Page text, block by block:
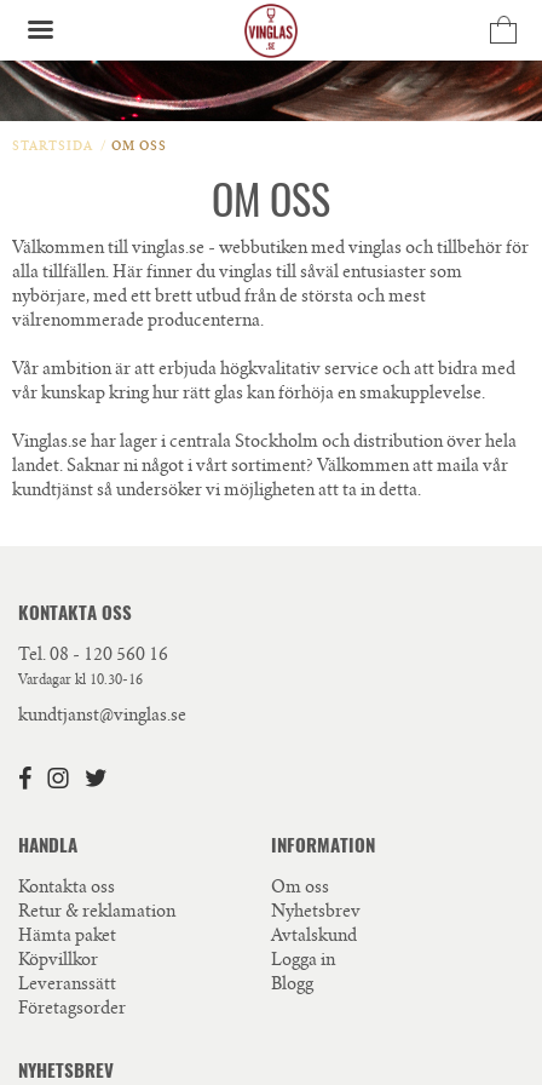
Produkten har blivit tillagd i varukorgen
STARTSIDA / OM OSS
OM OSS
Välkommen till vinglas.se - webbutiken med vinglas och tillbehör för
alla tillfällen. Här finner du vinglas till såväl entusiaster som
nybörjare, med ett brett utbud från de största och mest
välrenommerade producenterna.
Vår ambition är att erbjuda högkvalitativ service och att bidra med
vår kunskap kring hur rätt glas kan förhöja en smakupplevelse.
Vinglas.se har lager i centrala Stockholm och distribution över hela
landet. Saknar ni något i vårt sortiment? Välkommen att maila vår
kundtjänst så undersöker vi möjligheten att ta in detta.
KONTAKTA OSS
Tel. 08 - 120 560 16
Vardagar kl 10.30-16
kundtjanst@vinglas.se
HANDLA
Kontakta oss
Retur & reklamation
Hämta paket
Köpvillkor
Leveranssätt
Företagsorder
INFORMATION
Om oss
Nyhetsbrev
Avtalskund
Logga in
Blogg
NYHETSBREV